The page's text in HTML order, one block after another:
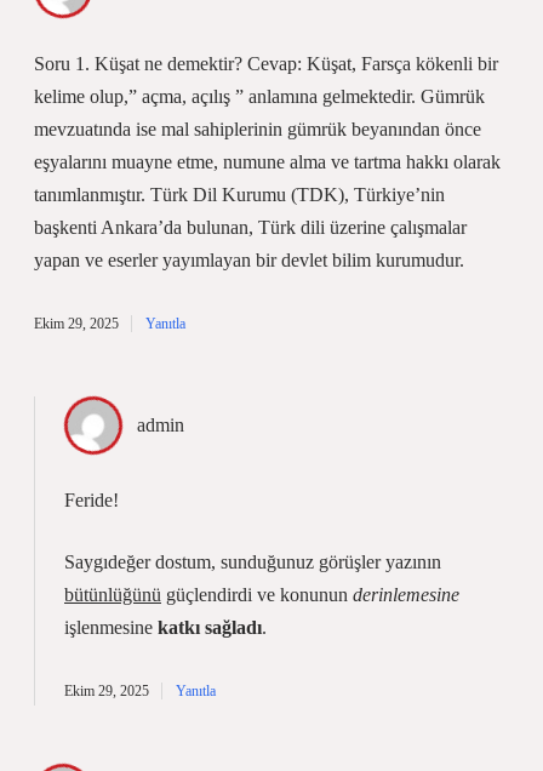
Soru 1. Küşat ne demektir? Cevap: Küşat, Farsça kökenli bir
kelime olup,” açma, açılış ” anlamına gelmektedir. Gümrük
mevzuatında ise mal sahiplerinin gümrük beyanından önce
eşyalarını muayne etme, numune alma ve tartma hakkı olarak
tanımlanmıştır. Türk Dil Kurumu (TDK), Türkiye’nin
başkenti Ankara’da bulunan, Türk dili üzerine çalışmalar
yapan ve eserler yayımlayan bir devlet bilim kurumudur.
Ekim 29, 2025 Yanıtla
admin
Feride!
Saygıdeğer dostum, sunduğunuz görüşler yazının
bütünlüğünü güçlendirdi ve konunun derinlemesine
işlenmesine katkı sağladı.
Ekim 29, 2025 Yanıtla